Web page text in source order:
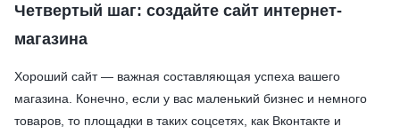
Четвертый шаг: создайте сайт интернет-
магазина
Хороший сайт — важная составляющая успеха вашего
магазина. Конечно, если у вас маленький бизнес и немного
товаров, то площадки в таких соцсетях, как Вконтакте и